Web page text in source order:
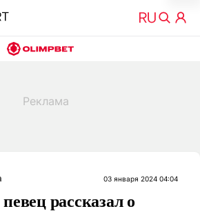
03 января 2024 04:04
рассказал о